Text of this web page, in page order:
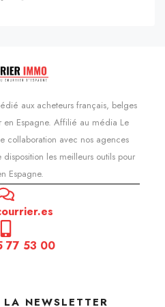
aux acheteurs français, belges
en Espagne. Affilié au média Le
collaboration avec nos agences
les meilleurs outils pour
Espagne.
77 53 00
NEWSLETTER